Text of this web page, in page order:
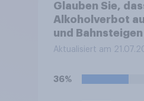
Glauben Sie,
Alkoholverbot
und
Sicherheit an
Aktualisiert am
36%